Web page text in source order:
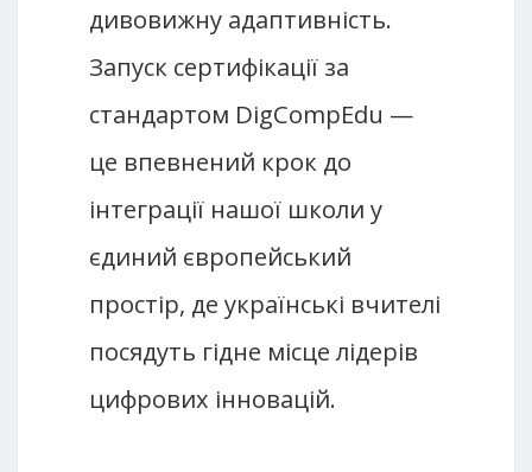
дивовижну адаптивність.
Запуск сертифікації за
стандартом DigCompEdu —
це впевнений крок до
інтеграції нашої школи у
єдиний європейський
простір, де українські вчителі
посядуть гідне місце лідерів
цифрових інновацій.